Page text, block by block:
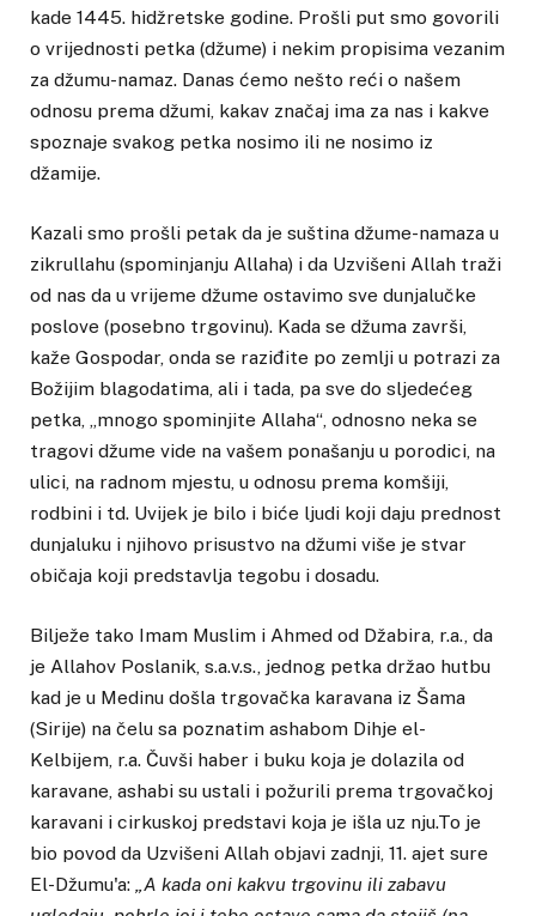
kade 1445. hidžretske godine. Prošli put smo govorili
o vrijednosti petka (džume) i nekim propisima vezanim
za džumu-namaz. Danas ćemo nešto reći o našem
odnosu prema džumi, kakav značaj ima za nas i kakve
spoznaje svakog petka nosimo ili ne nosimo iz
džamije.
Kazali smo prošli petak da je suština džume-namaza u
zikrullahu (spominjanju Allaha) i da Uzvišeni Allah traži
od nas da u vrijeme džume ostavimo sve dunjalučke
poslove (posebno trgovinu). Kada se džuma završi,
kaže Gospodar, onda se raziđite po zemlji u potrazi za
Božijim blagodatima, ali i tada, pa sve do sljedećeg
petka, „mnogo spominjite Allaha“, odnosno neka se
tragovi džume vide na vašem ponašanju u porodici, na
ulici, na radnom mjestu, u odnosu prema komšiji,
rodbini i td. Uvijek je bilo i biće ljudi koji daju prednost
dunjaluku i njihovo prisustvo na džumi više je stvar
običaja koji predstavlja tegobu i dosadu.
Bilježe tako Imam Muslim i Ahmed od Džabira, r.a., da
je Allahov Poslanik, s.a.v.s., jednog petka držao hutbu
kad je u Medinu došla trgovačka karavana iz Šama
(Sirije) na čelu sa poznatim ashabom Dihje el-
Kelbijem, r.a. Čuvši haber i buku koja je dolazila od
karavane, ashabi su ustali i požurili prema trgovačkoj
karavani i cirkuskoj predstavi koja je išla uz nju.To je
bio povod da Uzvišeni Allah objavi zadnji, 11. ajet sure
El-Džumu'a: „A kada oni kakvu trgovinu ili zabavu